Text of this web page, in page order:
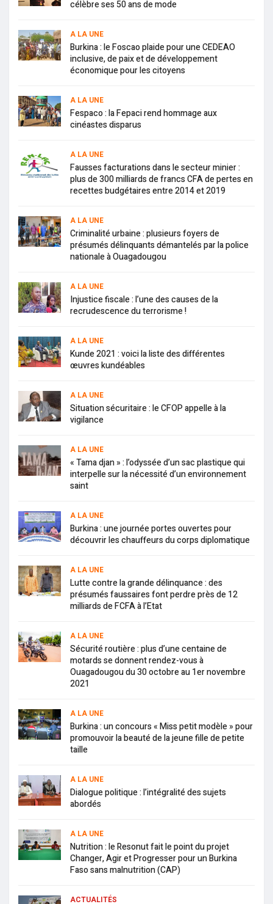
célèbre ses 50 ans de mode
A LA UNE
Burkina : le Foscao plaide pour une CEDEAO
inclusive, de paix et de développement
économique pour les citoyens
A LA UNE
Fespaco : la Fepaci rend hommage aux
cinéastes disparus
A LA UNE
Fausses facturations dans le secteur minier :
plus de 300 milliards de francs CFA de pertes en
recettes budgétaires entre 2014 et 2019
A LA UNE
Criminalité urbaine : plusieurs foyers de
présumés délinquants démantelés par la police
nationale à Ouagadougou
A LA UNE
Injustice fiscale : l’une des causes de la
recrudescence du terrorisme !
A LA UNE
Kunde 2021 : voici la liste des différentes
œuvres kundéables
A LA UNE
Situation sécuritaire : le CFOP appelle à la
vigilance
A LA UNE
« Tama djan » : l’odyssée d’un sac plastique qui
interpelle sur la nécessité d’un environnement
saint
A LA UNE
Burkina : une journée portes ouvertes pour
découvrir les chauffeurs du corps diplomatique
A LA UNE
Lutte contre la grande délinquance : des
présumés faussaires font perdre près de 12
milliards de FCFA à l’Etat
A LA UNE
Sécurité routière : plus d’une centaine de
motards se donnent rendez-vous à
Ouagadougou du 30 octobre au 1er novembre
2021
A LA UNE
Burkina : un concours « Miss petit modèle » pour
promouvoir la beauté de la jeune fille de petite
taille
A LA UNE
Dialogue politique : l’intégralité des sujets
abordés
A LA UNE
Nutrition : le Resonut fait le point du projet
Changer, Agir et Progresser pour un Burkina
Faso sans malnutrition (CAP)
ACTUALITÉS